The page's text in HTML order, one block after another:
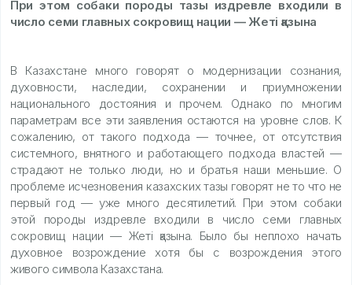
При этом собаки породы тазы издревле входили в
число семи главных сокровищ нации — Жеті қазына
В Казахстане много говорят о модернизации сознания,
духовности, наследии, сохранении и приумножении
национального достояния и прочем. Однако по многим
параметрам все эти заявления остаются на уровне слов. К
сожалению, от такого подхода — точнее, от отсутствия
системного, внятного и работающего подхода властей —
страдают не только люди, но и братья наши меньшие. О
проблеме исчезновения казахских тазы говорят не то что не
первый год — уже много десятилетий. При этом собаки
этой породы издревле входили в число семи главных
сокровищ нации — Жеті қазына. Было бы неплохо начать
духовное возрождение хотя бы с возрождения этого
живого символа Казахстана.